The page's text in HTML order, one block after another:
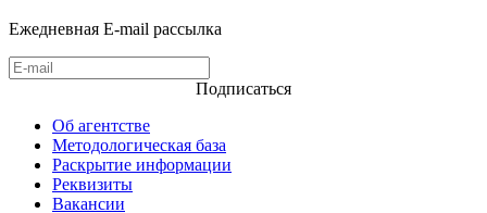
Ежедневная E-mail рассылка
Подписаться
Об агентстве
Методологическая база
Раскрытие информации
Реквизиты
Вакансии